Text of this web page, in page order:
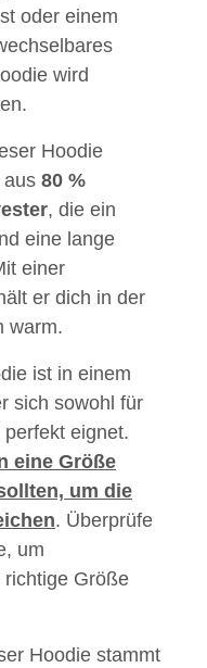
oder einem
wird
Hoodie
aus 80 %
, die ein
eine lange
einer
er dich in der
warm.
ist in einem
sich sowohl für
eignet.
eine Größe
um die
. Überprüfe
um
Größe
Hoodie stammt